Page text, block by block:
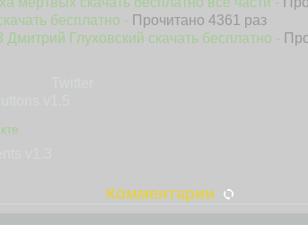
бесплатно - Прочитано 4361 раз
Дмитрий Глуховский скачать бесплатно -
Комментарии